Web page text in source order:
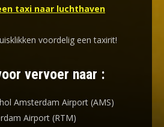
taxi naar luchthaven
voordelig een taxirit!
vervoer naar :
Amsterdam Airport (AMS)
Airport (RTM)